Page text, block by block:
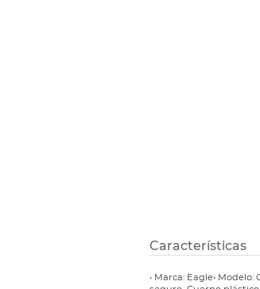
Características
• Marca: Eagle•